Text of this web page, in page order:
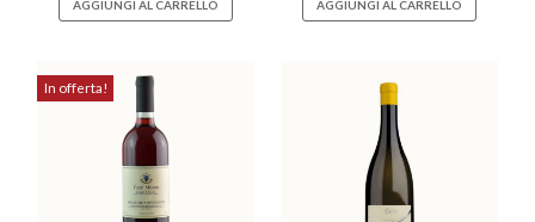
AGGIUNGI AL CARRELLO AGGIUNGI AL CARRELLO
In offerta!